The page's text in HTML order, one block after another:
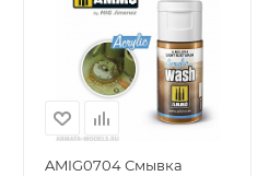
AMIG0704 Смывка